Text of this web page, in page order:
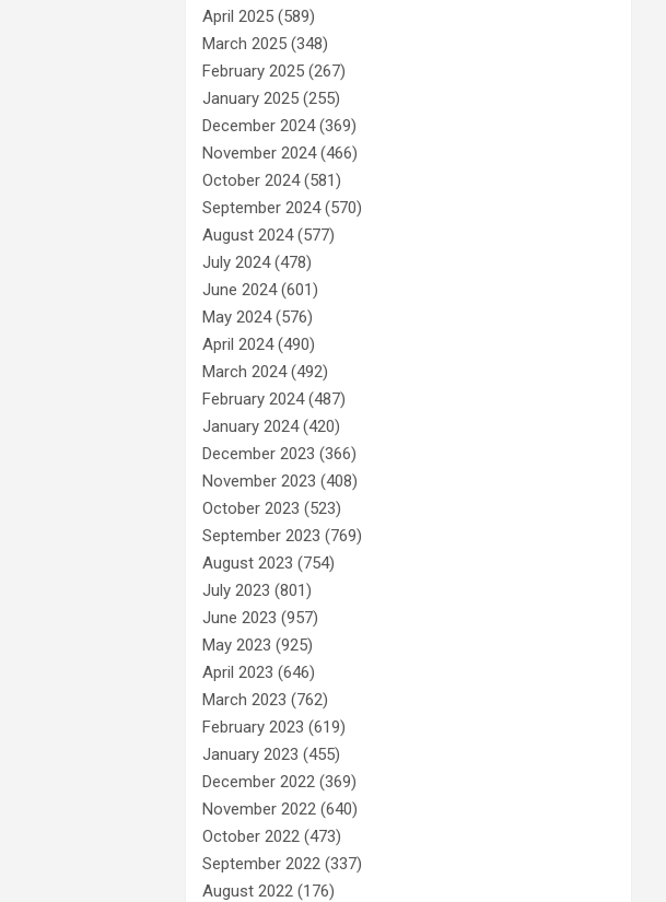
April 2025 (589)
March 2025 (348)
February 2025 (267)
January 2025 (255)
December 2024(369)
November 2024(466)
October 2024(581)
September 2024(570)
August 2024(577)
July 2024(478)
June 2024(601)
May 2024(576)
April 2024(490)
March 2024(492)
February 2024(487)
January 2024(420)
December 2023 (366)
November 2023 (408)
October 2023 (523)
September 2023 (769)
August 2023 (754)
July 2023 (801)
June 2023 (957)
May 2023 (925)
April 2023 (646)
March 2023 (762)
February 2023 (619)
January 2023 (455)
December 2022 (369)
November 2022 (640)
October 2022 (473)
September 2022 (337)
August 2022 (176)